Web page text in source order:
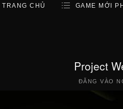
TRANG CHỦ GAME MỚI
Project
ĐĂNG VÀO